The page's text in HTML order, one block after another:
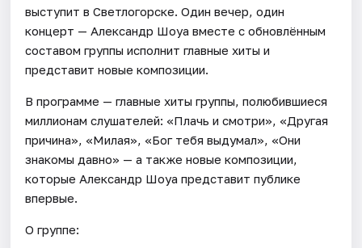
выступит в Светлогорске. Один вечер, один
концерт — Александр Шоуа вместе с обновлённым
составом группы исполнит главные хиты и
представит новые композиции.
В программе — главные хиты группы, полюбившиеся
миллионам слушателей: «Плачь и смотри», «Другая
причина», «Милая», «Бог тебя выдумал», «Они
знакомы давно» — а также новые композиции,
которые Александр Шоуа представит публике
впервые.
О группе: